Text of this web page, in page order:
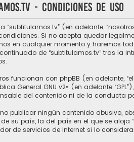
- Condiciones de uso
“subtitulamos.tv” (en adelante,
Si no acepta quedar
en cualquier momento y haremos
de “subtitulamos.tv” tras la
funcionan con phpBB (en adelante,
General GNU v2» (en adelante
del contenido ni de la conducta
publicar ningún contenido abusivo,
su país, la del país en el que se aloja
de servicios de Internet si lo